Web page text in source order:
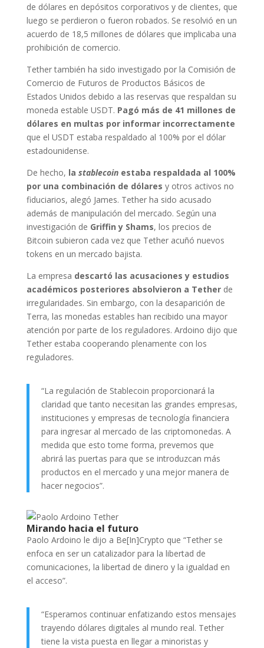
de dólares en depósitos corporativos y de clientes, que
luego se perdieron o fueron robados. Se resolvió en un
acuerdo de 18,5 millones de dólares que implicaba una
prohibición de comercio.
Tether también ha sido investigado por la Comisión de
Comercio de Futuros de Productos Básicos de
Estados Unidos debido a las reservas que respaldan su
moneda estable USDT. Pagó más de 41 millones de
dólares en multas por informar incorrectamente
que el USDT estaba respaldado al 100% por el dólar
estadounidense.
De hecho, la stablecoinestaba respaldada al 100%
por una combinación de dólares y otros activos no
fiduciarios, alegó James. Tether ha sido acusado
además de manipulación del mercado. Según una
investigación de Griffin y Shams, los precios de
Bitcoin subieron cada vez que Tether acuñó nuevos
tokens en un mercado bajista.
La empresa descartó las acusaciones y estudios
académicos posteriores absolvieron a Tetherde
irregularidades. Sin embargo, con la desaparición de
Terra, las monedas estables han recibido una mayor
atención por parte de los reguladores. Ardoino dijo que
Tether estaba cooperando plenamente con los
reguladores.
“La regulación de Stablecoin proporcionará la
claridad que tanto necesitan las grandes empresas,
instituciones y empresas de tecnología financiera
para ingresar al mercado de las criptomonedas. A
medida que esto tome forma, prevemos que
abrirá las puertas para que se introduzcan más
productos en el mercado y una mejor manera de
hacer negocios”.
Mirando hacia el futuro
Paolo Ardoino le dijo a Be[In]Crypto que “Tether se
enfoca en ser un catalizador para la libertad de
comunicaciones, la libertad de dinero y la igualdad en
el acceso”.
“Esperamos continuar enfatizando estos mensajes
trayendo dólares digitales al mundo real. Tether
tiene la vista puesta en llegar a minoristas y